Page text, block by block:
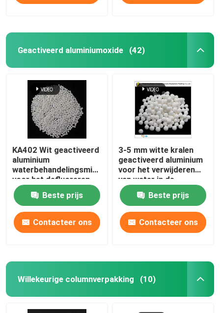
Geactiveerd aluminiumoxide (42)
KA402 Wit geactiveerd
aluminium
waterbehandelingsmiddelen
voor het defluoreren
Beste prijs
Contacteer ons
3-5 mm witte kralen
geactiveerd aluminium
voor het verwijderen
van water in de
luchtdroger
Beste prijs
Contacteer ons
Willekeurige columnverpakking (10)